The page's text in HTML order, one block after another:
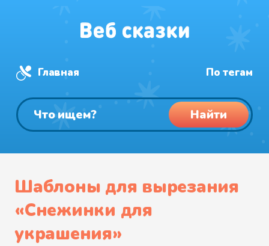
Главная По тегам
Найти
Шаблоны для вырезания
«Снежинки для
украшения»